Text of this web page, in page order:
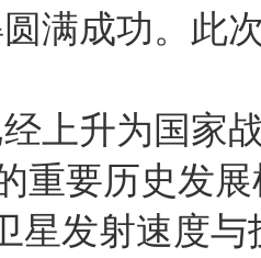
满成功。此
上升为国家
重要历史发
星发射速度